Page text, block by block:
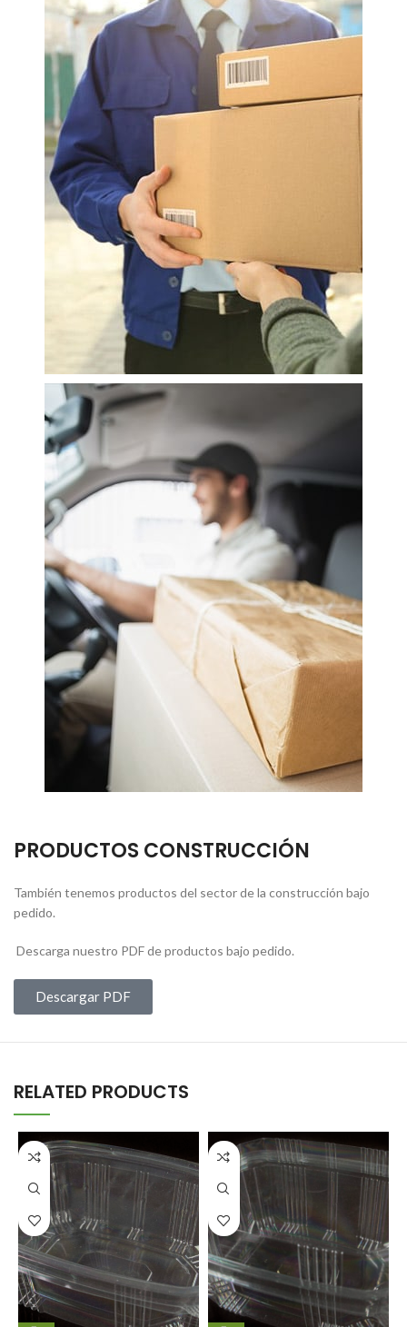
PRODUCTOS CONSTRUCCIÓN
También tenemos productos del sector de la construcción bajo
pedido.
Descarga nuestro PDF de productos bajo pedido.
Descargar PDF
RELATED PRODUCTS